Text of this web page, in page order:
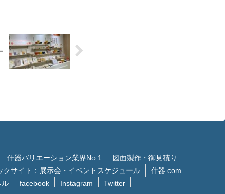
什器バリエーション業界No.1
図面製作・御見積り
クサイト：展示会・イベントスケジュール
什器.com
ル facebook Instagram Twitter